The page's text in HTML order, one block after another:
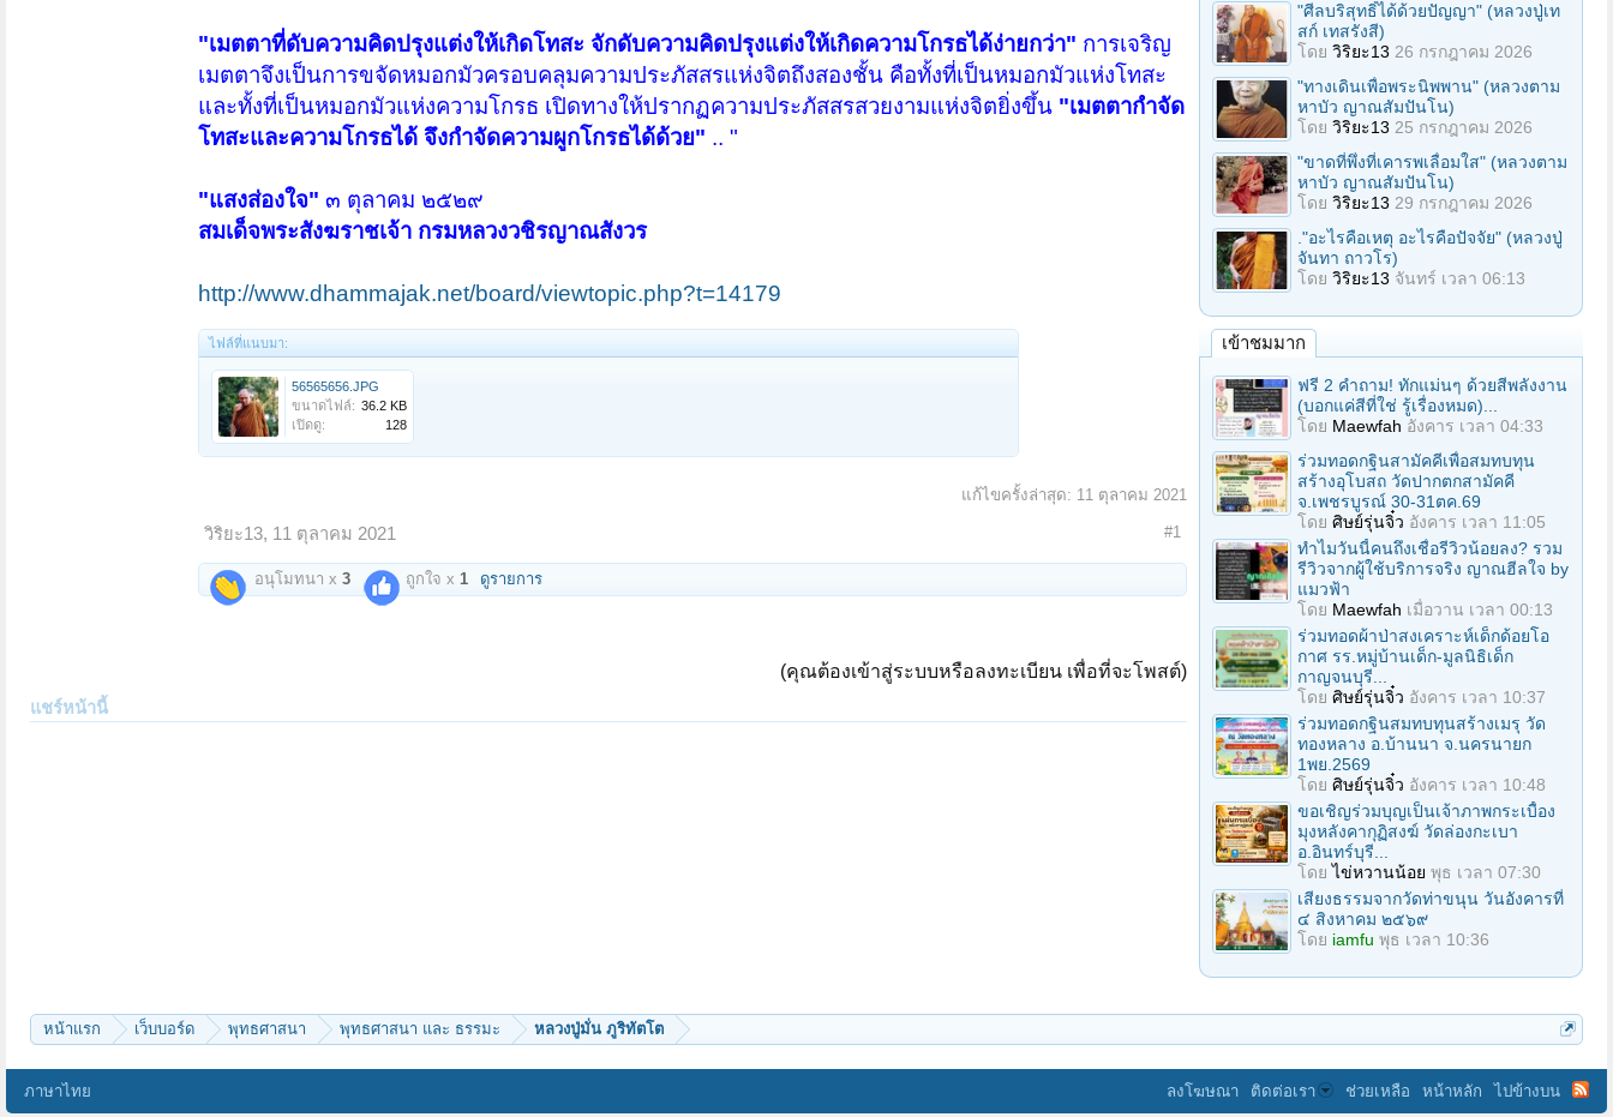
"เมตตาที่ดับความคิดปรุงแต่งให้เกิดโทสะ จักดับความคิดปรุงแต่งให้เกิดความโกรธได้ง่ายกว่า" การเจริญ
เมตตาจึงเป็นการขจัดหมอกมัวครอบคลุมความประภัสสรแห่งจิตถึงสองชั้น คือทั้งที่เป็นหมอกมัวแห่งโทสะ
และทั้งที่เป็นหมอกมัวแห่งความโกรธ เปิดทางให้ปรากฏความประภัสสรสวยงามแห่งจิตยิ่งขึ้น "เมตตากำจัด
โทสะและความโกรธได้ จึงกำจัดความผูกโกรธได้ด้วย" .. "
"แสงส่องใจ" ๓ ตุลาคม ๒๕๒๙
สมเด็จพระสังฆราชเจ้า กรมหลวงวชิรญาณสังวร
http://www.dhammajak.net/board/viewtopic.php?t=14179
ไฟล์ที่แนบมา:
56565656.JPG
ขนาดไฟล์: 36.2 KB
เปิดดู:
128
แก้ไขครั้งล่าสุด: 11 ตุลาคม 2021
วิริยะ13, 11 ตุลาคม 2021 #1
อนุโมทนา x 3 ถูกใจ x 1 ดูรายการ
(คุณต้องเข้าสู่ระบบหรือลงทะเบียน เพื่อที่จะโพสต์)
แชร์หน้านี้
"ศีลบริสุทธิ์ได้ด้วยปัญญา" (หลวงปู่เท
สก์ เทสรังสี)
โดย วิริยะ13 26 กรกฎาคม 2026
"ทางเดินเพื่อพระนิพพาน" (หลวงตาม
หาบัว ญาณสัมปันโน)
โดย วิริยะ13 25 กรกฎาคม 2026
"ขาดที่พึ่งที่เคารพเลื่อมใส" (หลวงตาม
หาบัว ญาณสัมปันโน)
โดย วิริยะ13 29 กรกฎาคม 2026
."อะไรคือเหตุ อะไรคือปัจจัย" (หลวงปู่
จันทา ถาวโร)
โดย วิริยะ13 จันทร์ เวลา 06:13
เข้าชมมาก
ฟรี 2 คำถาม! ทักแม่นๆ ด้วยสีพลังงาน
(บอกแค่สีที่ใช่ รู้เรื่องหมด)...
โดย Maewfah อังคาร เวลา 04:33
ร่วมทอดกฐินสามัคคีเพื่อสมทบทุน
สร้างอุโบสถ วัดปากตกสามัคคี
จ.เพชรบูรณ์ 30-31ตค.69
โดย ศิษย์รุ่นจิ๋ว อังคาร เวลา 11:05
ทำไมวันนี้คนถึงเชื่อรีวิวน้อยลง? รวม
รีวิวจากผู้ใช้บริการจริง ญาณฮีลใจ by
แมวฟ้า
โดย Maewfah เมื่อวาน เวลา 00:13
ร่วมทอดผ้าป่าสงเคราะห์เด็กด้อยโอ
กาศ รร.หมู่บ้านเด็ก-มูลนิธิเด็ก
กาญจนบุรี...
โดย ศิษย์รุ่นจิ๋ว อังคาร เวลา 10:37
ร่วมทอดกฐินสมทบทุนสร้างเมรุ วัด
ทองหลาง อ.บ้านนา จ.นครนายก
1พย.2569
โดย ศิษย์รุ่นจิ๋ว อังคาร เวลา 10:48
ขอเชิญร่วมบุญเป็นเจ้าภาพกระเบื้อง
มุงหลังคากุฏิสงฆ์ วัดล่องกะเบา
อ.อินทร์บุรี...
โดยไข่หวานน้อย พุธ เวลา 07:30
เสียงธรรมจากวัดท่าขนุน วันอังคารที่
๔ สิงหาคม ๒๕๖๙
โดย iamfu พุธ เวลา 10:36
หน้าแรก เว็บบอร์ด พุทธศาสนา พุทธศาสนา และ ธรรมะ หลวงปู่มั่น ภูริทัตโต
ภาษาไทย ลงโฆษณา ติดต่อเรา ช่วยเหลือ หน้าหลัก ไปข้างบน